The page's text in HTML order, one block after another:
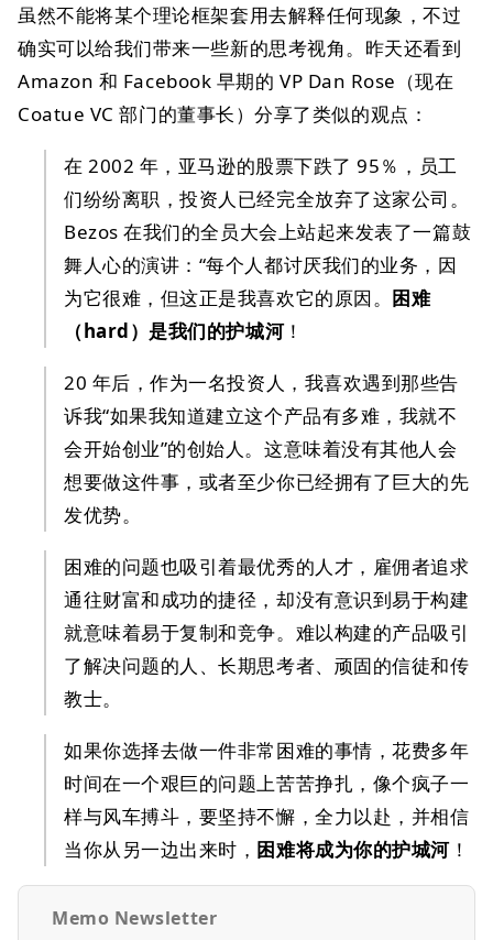
虽然不能将某个理论框架套用去解释任何现象，不过
确实可以给我们带来一些新的思考视角。 昨天还看到
Amazon 和 Facebook 早期的 VP Dan Rose（现在
Coatue VC 部门的董事长）分享了类似的观点：
在 2002 年，亚马逊的股票下跌了 95％，员工
们纷纷离职，投资人已经完全放弃了这家公司。
Bezos 在我们的全员大会上站起来发表了一篇鼓
舞人心的演讲：“每个人都讨厌我们的业务，因
为它很难，但这正是我喜欢它的原因。 困难
（hard）是我们的护城河！
20 年后，作为一名投资人，我喜欢遇到那些告
诉我“如果我知道建立这个产品有多难，我就不
会开始创业”的创始人。这意味着没有其他人会
想要做这件事，或者至少你已经拥有了巨大的先
发优势。
困难的问题也吸引着最优秀的人才，雇佣者追求
通往财富和成功的捷径，却没有意识到易于构建
就意味着易于复制和竞争。难以构建的产品吸引
了解决问题的人、长期思考者、顽固的信徒和传
教士。
如果你选择去做一件非常困难的事情，花费多年
时间在一个艰巨的问题上苦苦挣扎，像个疯子一
样与风车搏斗，要坚持不懈，全力以赴，并相信
当你从另一边出来时， 困难将成为你的护城河！
Memo Newsletter